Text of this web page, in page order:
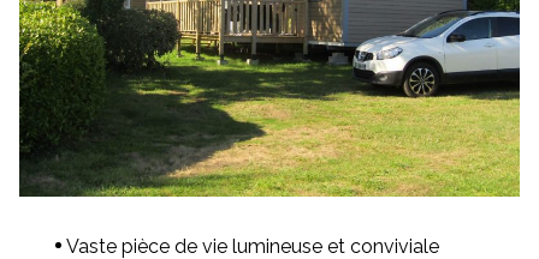
Vaste pièce de vie lumineuse et conviviale